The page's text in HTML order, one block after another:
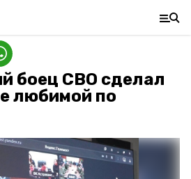
боец СВО сделал
любимой по